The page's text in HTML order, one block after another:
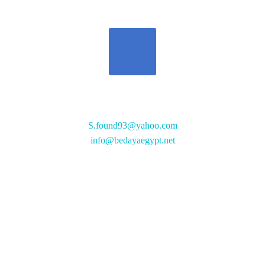
S.found93@yahoo.com
info@bedayaegypt.net